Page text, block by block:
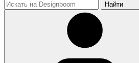
Найти